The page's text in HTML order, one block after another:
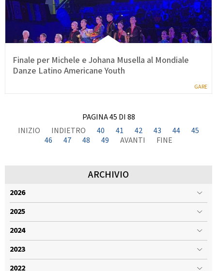
GARE
Finale per Michele e Johana Musella al Mondiale
Danze Latino Americane Youth
PAGINA 45 DI 88
INIZIO
INDIETRO 40 41 42 43 44
45
46
47 48 49 AVANTI FINE
ARCHIVIO
2026
2025
2024
2023
2022